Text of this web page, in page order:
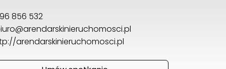
856 532
arendarskinieruchomosci.pl